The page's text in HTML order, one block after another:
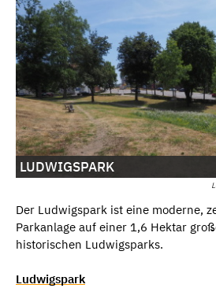
LUDWIGSPARK
Der Ludwigspark ist eine moderne,
Parkanlage auf einer 1,6 Hektar
historischen Ludwigsparks.
Ludwigspark